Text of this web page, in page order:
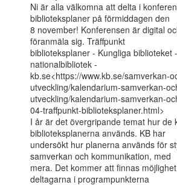
Ni är alla välkomna att delta i
biblioteksplaner på förmiddagen den
8 november! Konferensen är digital
föranmäla sig. Träffpunkt
biblioteksplaner - Kungliga biblioteket
nationalbibliotek -
kb.se<https://www.kb.se/samverkan-
utveckling/kalendarium-samverkan-
utveckling/kalendarium-samverkan-
04-traffpunkt-biblioteksplaner.html>
I år är det övergripande temat hur de
biblioteksplanerna används. KB har
undersökt hur planerna används för
samverkan och kommunikation, med
mera. Det kommer att finnas
deltagarna i programpunkterna